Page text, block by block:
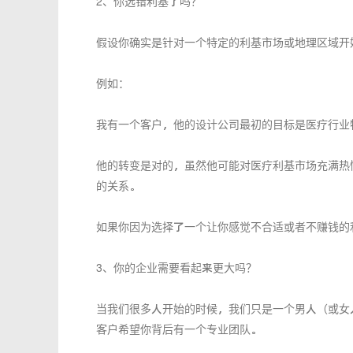
假设你确实是针对一个特定的利基市场或地理区域
例如：
我有一个客户，他的设计公司最初的目标是医疗行
他的转变是对的，虽然他可能对医疗利基市场充满
的关系。
如果你因为选择了一个让你感觉不合适或者不赚钱
3、你的企业需要看起来更大吗？
当我们很多人开始的时候，我们只是一个男人（或
客户希望你背后有一个专业团队。